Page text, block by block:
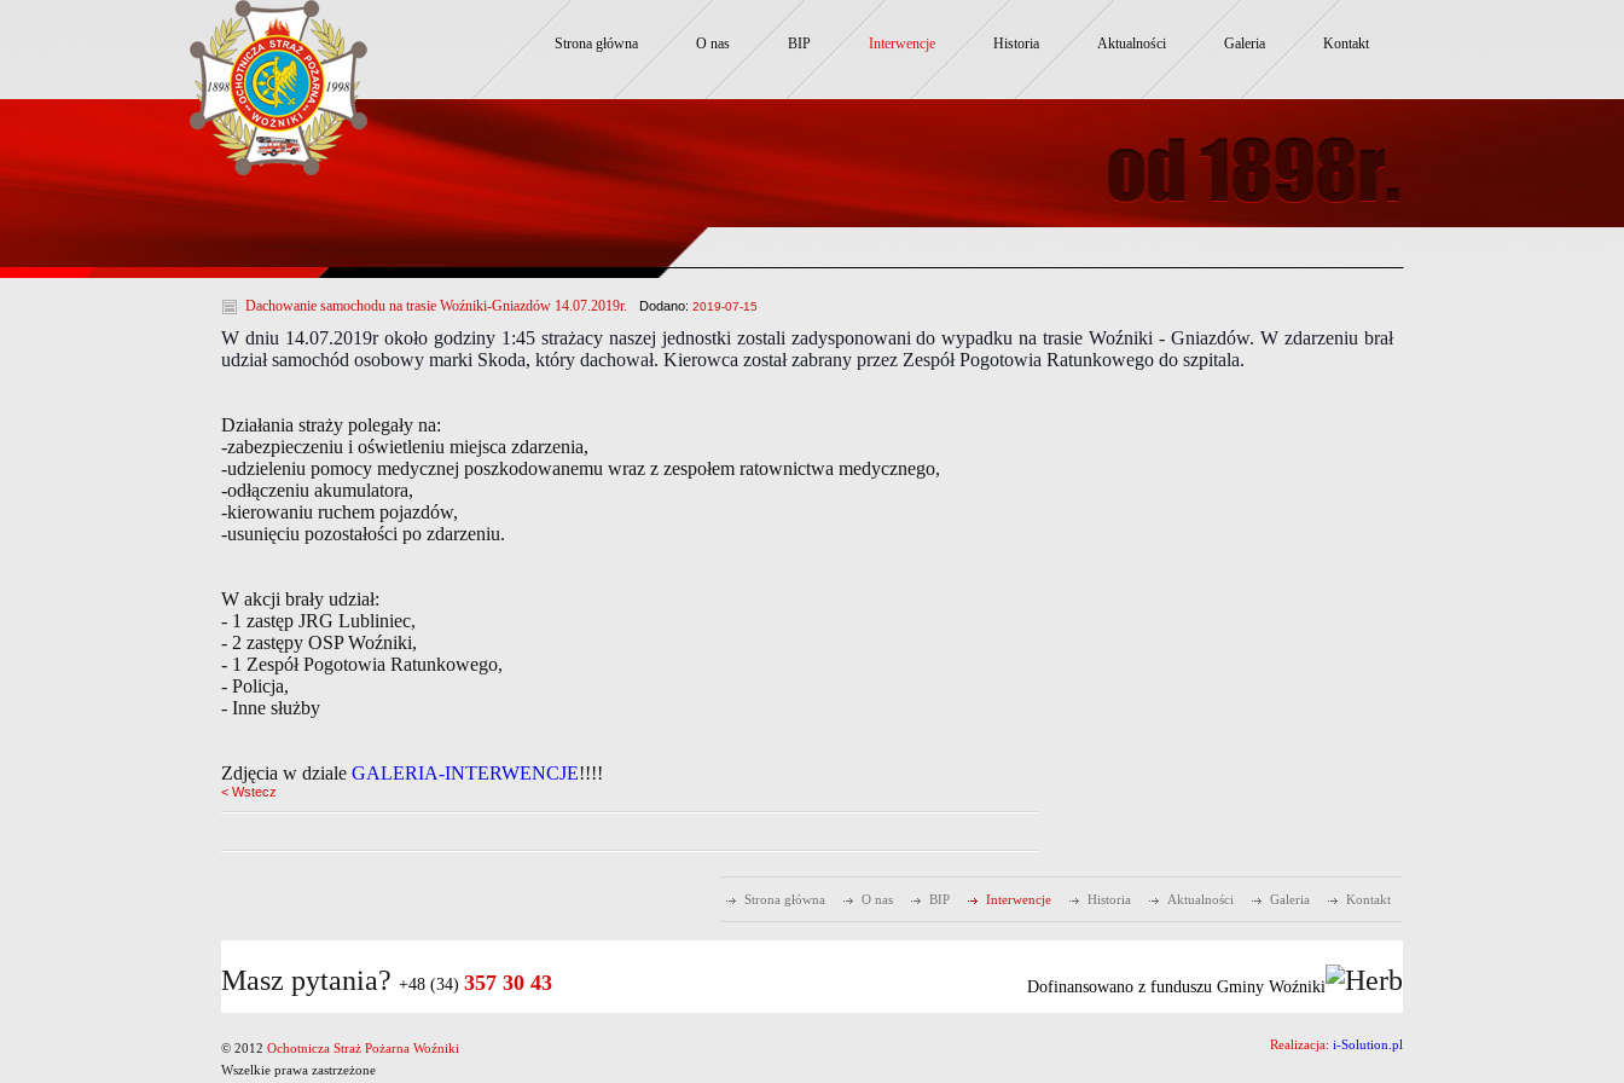
Strona główna O nas BIP Interwencje Historia Aktualności Galeria Kontakt
Dachowanie samochodu na trasie Woźniki-Gniazdów 14.07.2019r. Dodano: 2019-07-15
W dniu 14.07.2019r około godziny 1:45 strażacy naszej jednostki zostali zadysponowani do wypadku na trasie Woźniki - Gniazdów. W zdarzeniu brał
udział samochód osobowy marki Skoda, który dachował. Kierowca został zabrany przez Zespół Pogotowia Ratunkowego do szpitala.
Działania straży polegały na:
-zabezpieczeniu i oświetleniu miejsca zdarzenia,
-udzieleniu pomocy medycznej poszkodowanemu wraz z zespołem ratownictwa medycznego,
-odłączeniu akumulatora,
-kierowaniu ruchem pojazdów,
-usunięciu pozostałości po zdarzeniu.
W akcji brały udział:
- 1 zastęp JRG Lubliniec,
- 2 zastępy OSP Woźniki,
- 1 Zespół Pogotowia Ratunkowego,
- Policja,
- Inne służby
Zdjęcia w dziale GALERIA-INTERWENCJE!!!!
< Wstecz
Strona główna O nas BIP Interwencje Historia Aktualności Galeria Kontakt
Masz pytania? +48 (34) 357 30 43 Dofinansowano z funduszu Gminy Woźniki
© 2012 Ochotnicza Straż Pożarna Woźniki
Wszelkie prawa zastrzeżone
Realizacja: i-Solution.pl